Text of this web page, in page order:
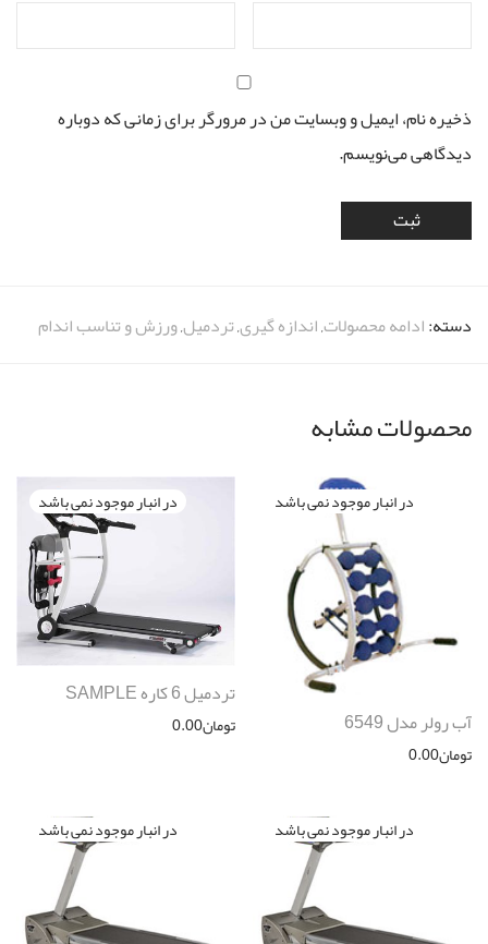
ذخیره نام، ایمیل و وبسایت من در مرورگر برای زمانی که دوباره
دیدگاهی می‌نویسم.
دسته:ادامه محصولات,اندازه گیری,تردمیل,ورزش و تناسب اندام
محصولات مشابه
آب رولر مدل 6549
تومان0.00
تردمیل 6 کاره SAMPLE
تومان0.00